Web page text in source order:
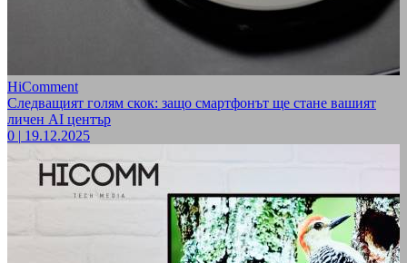
HiComment
Следващият голям скок: защо смартфонът ще стане вашият
личен AI център
0 | 19.12.2025